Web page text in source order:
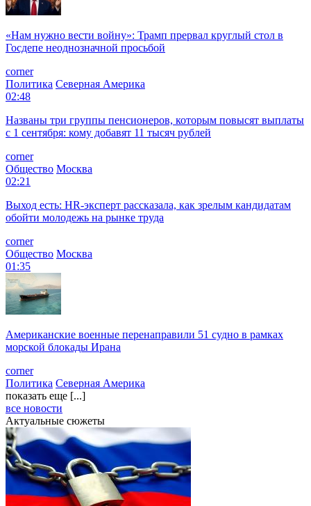
«Нам нужно вести войну»: Трамп прервал круглый стол в
Госдепе неоднозначной просьбой
corner
Политика Северная Америка
02:48
Названы три группы пенсионеров, которым повысят выплаты
с 1 сентября: кому добавят 11 тысяч рублей
corner
Общество Москва
02:21
Выход есть: HR-эксперт рассказала, как зрелым кандидатам
обойти молодежь на рынке труда
corner
Общество Москва
01:35
Американские военные перенаправили 51 судно в рамках
морской блокады Ирана
corner
Политика Северная Америка
показать еще [...]
все новости
Актуальные сюжеты